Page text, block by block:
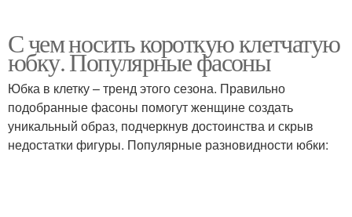
С чем носить короткую клетчатую
юбку. Популярные фасоны
Юбка в клетку – тренд этого сезона. Правильно
подобранные фасоны помогут женщине создать
уникальный образ, подчеркнув достоинства и скрыв
недостатки фигуры. Популярные разновидности юбки: